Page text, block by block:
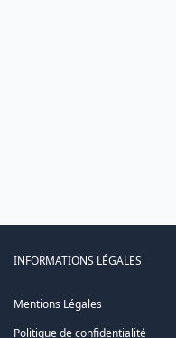
INFORMATIONS LÉGALES
Mentions Légales
Politique de confidentialité